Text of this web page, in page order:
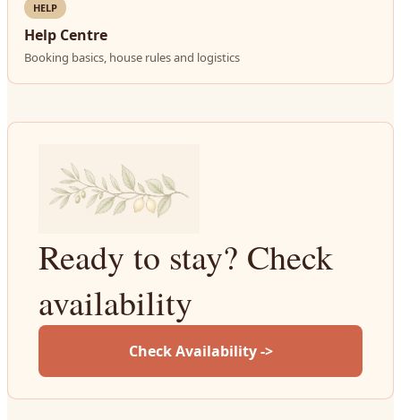
HELP
Help Centre
Booking basics, house rules and logistics
Ready to stay? Check
availability
Check Availability ->